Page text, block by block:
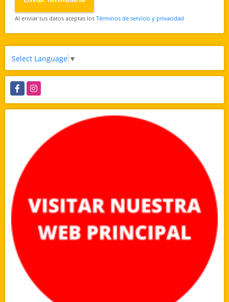
Al enviar tus datos aceptas los Términos de servicio y privacidad
Select Language ▼
FacebookInstagram